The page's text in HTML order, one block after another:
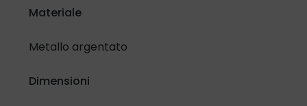
Presto il mio consenso
Materiale
Metallo argentato
Dimensioni